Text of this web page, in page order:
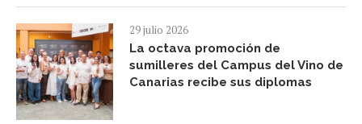
29 julio 2026
La octava promoción de
sumilleres del Campus del Vino de
Canarias recibe sus diplomas